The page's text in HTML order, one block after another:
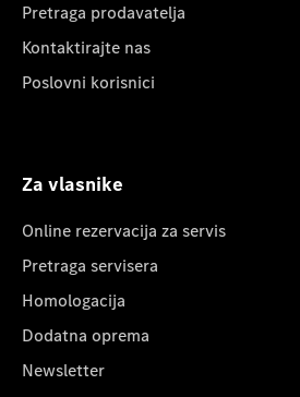
Pretraga prodavatelja
Kontaktirajte nas
Poslovni korisnici
Za vlasnike
Online rezervacija za servis
Pretraga servisera
Homologacija
Dodatna oprema
Newsletter